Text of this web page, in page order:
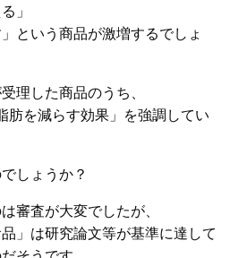
」
という商品が激増するでしょ
理した商品のうち、
肪を減らす効果」を強調してい
しょうか？
審査が大変でしたが、
」は研究論文等が基準に達して